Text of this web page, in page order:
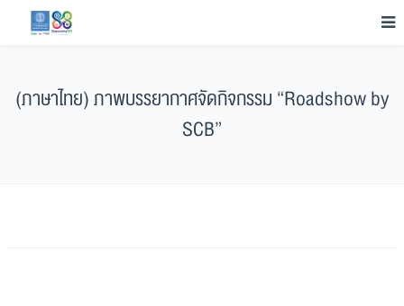
(ภาษาไทย) ภาพบรรยากาศจัดกิจกรรม “Roadshow by
SCB”